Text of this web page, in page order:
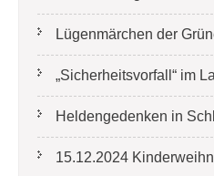
Lügenmärchen der
„Sicherheitsvorfall“ im
Heldengedenken in
15.12.2024